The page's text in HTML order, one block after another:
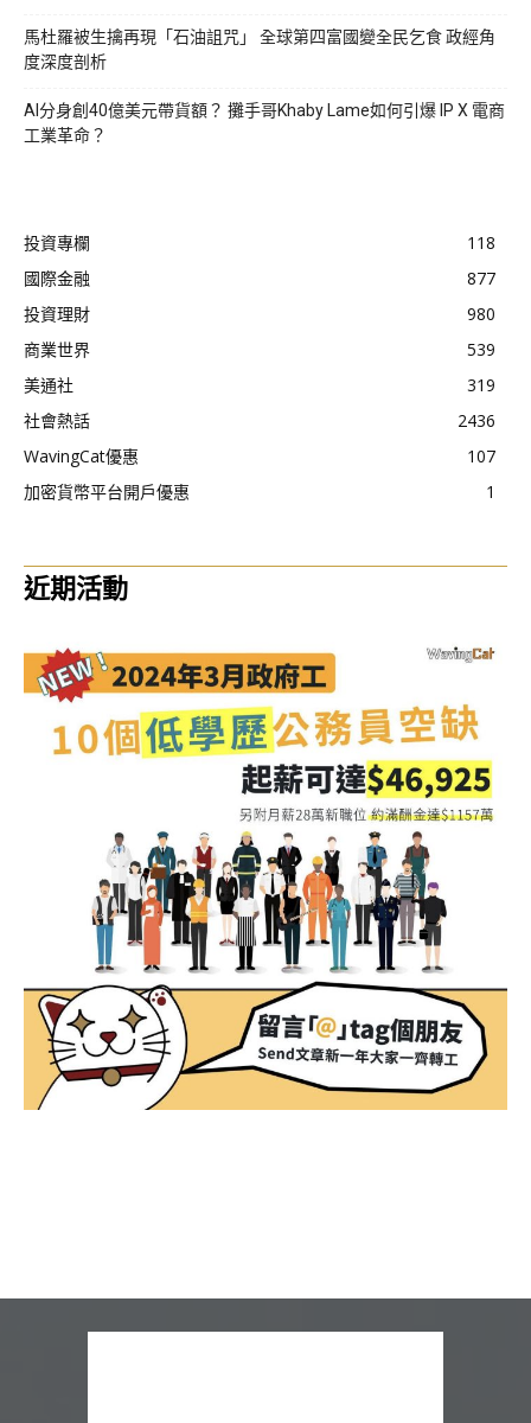
馬杜羅被生擒再現「石油詛咒」 全球第四富國變全民乞食 政經角
度深度剖析
AI分身創40億美元帶貨額？ 攤手哥Khaby Lame如何引爆 IP X 電商
工業革命？
投資專欄
118
國際金融
877
投資理財
980
商業世界
539
美通社
319
社會熱話
2436
WavingCat優惠
107
加密貨幣平台開戶優惠
1
近期活動